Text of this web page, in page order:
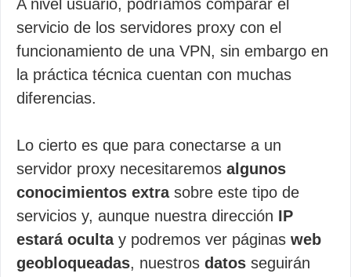
A nivel usuario, podríamos comparar el
servicio de los servidores proxy con el
funcionamiento de una VPN, sin embargo en
la práctica técnica cuentan con muchas
diferencias.
Lo cierto es que para conectarse a un
servidor proxy necesitaremos algunos
conocimientos extra sobre este tipo de
servicios y, aunque nuestra dirección IP
estará ocultay podremos ver páginas web
geobloqueadas, nuestros datos seguirán